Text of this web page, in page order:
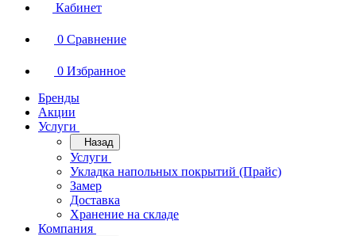
Кабинет
0 Сравнение
0 Избранное
Бренды
Акции
Услуги
Назад
Услуги
Укладка напольных покрытий (Прайс)
Замер
Доставка
Хранение на складе
Компания